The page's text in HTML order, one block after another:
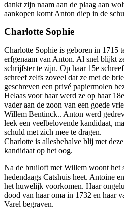
dankt zijn naam aan de plaag aan
aankopen komt Anton diep in de
Charlotte Sophie
Charlotte Sophie is geboren in 1715
erfgenaam van Anton. Al snel blijkt
schrijfster te zijn. Op haar 15e
schreef zelfs zoveel dat ze met de
geschreven een privé papiermolen
Helaas voor haar werd ze op haar
vader aan de zoon van een goede
Willem Bentinck.. Anton werd
leek een veelbelovende kandidaat,
schuld met zich mee te dragen.
Charlotte is allesbehalve blij met
kandidaat op het oog.
Na de bruiloft met Willem woont het
hedendaags Catshuis heet. Antoine
het huwelijk voorkomen. Haar
dood van haar oma in 1732 en haar
Varel begraven.